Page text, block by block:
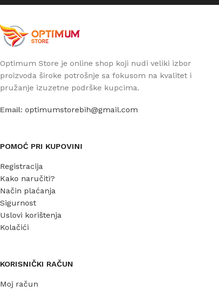
Optimum Store je online shop koji nudi veliki izbor
proizvoda široke potrošnje sa fokusom na kvalitet i
pružanje izuzetne podrške kupcima.
Email: optimumstorebih@gmail.com
POMOĆ PRI KUPOVINI
Registracija
Kako naručiti?
Način plaćanja
Sigurnost
Uslovi korištenja
Kolačići
KORISNIČKI RAČUN
Moj račun